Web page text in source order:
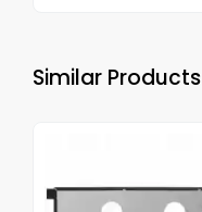
Similar Products